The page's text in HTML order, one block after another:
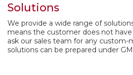
Solutions
We provide a wide range of
means the customer does not
ask our sales team for any custom-
solutions can be prepared under